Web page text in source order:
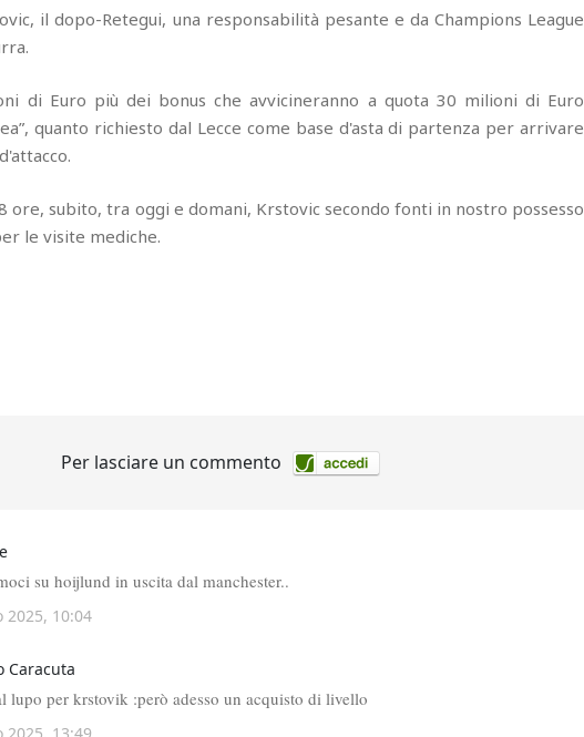
il dopo-Retegui, una responsabilità pesante e da Champions League
di Euro più dei bonus che avvicineranno a quota 30 milioni di Euro
quanto richiesto dal Lecce come base d'asta di partenza per arrivare
ore, subito, tra oggi e domani, Krstovic secondo fonti in nostro possesso
le visite mediche.